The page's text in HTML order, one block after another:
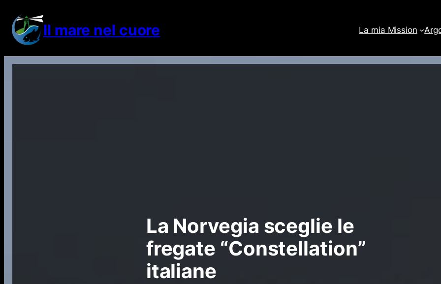
contenuto Il mare nel cuore La mia Mission
La Norvegia sceglie le
fregate “Constellation”
italiane